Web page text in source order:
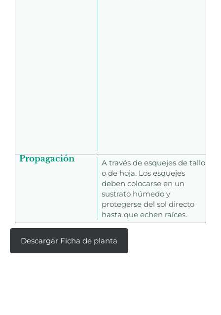
Propagación
A través de esquejes de tallo
o de hoja. Los esquejes
deben colocarse en un
sustrato húmedo y
protegerse del sol directo
hasta que echen raíces.
Descargar Ficha de planta